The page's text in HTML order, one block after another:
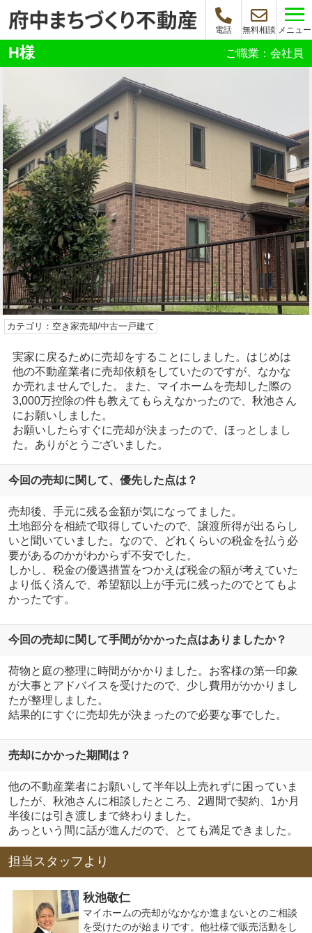
電話 無料相談 メニュー
H様 ご職業：会社員
カテゴリ：空き家売却/中古一戸建て
実家に戻るために売却をすることにしました。はじめは
他の不動産業者に売却依頼をしていたのですが、なかな
か売れませんでした。また、マイホームを売却した際の
3,000万控除の件も教えてもらえなかったので、秋池さん
にお願いしました。
お願いしたらすぐに売却が決まったので、ほっとしまし
た。ありがとうございました。
今回の売却に関して、優先した点は？
売却後、手元に残る金額が気になってました。
土地部分を相続で取得していたので、譲渡所得が出るらし
いと聞いていました。なので、どれくらいの税金を払う必
要があるのかがわからず不安でした。
しかし、税金の優遇措置をつかえば税金の額が考えていた
より低く済んで、希望額以上が手元に残ったのでとてもよ
かったです。
今回の売却に関して手間がかかった点はありましたか？
荷物と庭の整理に時間がかかりました。お客様の第一印象
が大事とアドバイスを受けたので、少し費用がかかりまし
たが整理しました。
結果的にすぐに売却先が決まったので必要な事でした。
売却にかかった期間は？
他の不動産業者にお願いして半年以上売れずに困っていま
したが、秋池さんに相談したところ、2週間で契約、1か月
半後には引き渡しまで終わりました。
あっという間に話が進んだので、とても満足できました。
担当スタッフより
秋池敬仁
マイホームの売却がなかなか進まないとのご相談
を受けたのが始まりです。他社様で販売活動をし